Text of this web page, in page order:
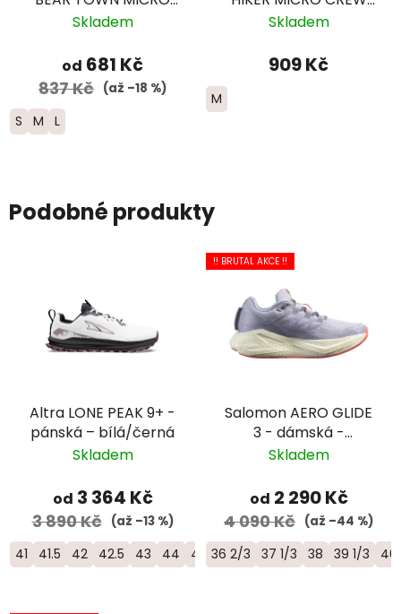
CREW Lightweight
modré
Skladem
od 681 Kč
837 Kč (až –18 %)
S M L
Midweight Merino -
Skladem
909 Kč
M
Podobné produkty
Altra LONE PEAK 9+ -
pánská – bílá/černá
Skladem
od 3 364 Kč
3 890 Kč (až –13 %)
41 41.5 42 42.5 43 44 44.5 45 46 46.5 47 48
!! BRUTAL AKCE !!
Salomon AERO GLIDE
3 - dámská -
fialová/bílá
Skladem
od 2 290 Kč
4 090 Kč (až –44 %)
36 2/3 37 1/3 38 39 1/3 40